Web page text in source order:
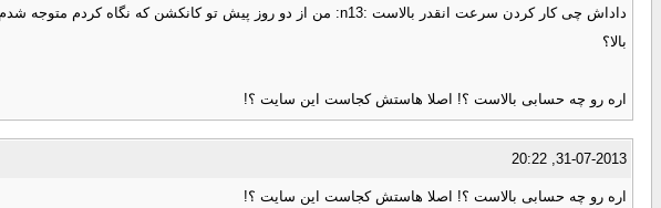
بالا؟
اره رو چه حسابی بالاست ؟! اصلا هاستش کجاست این سایت ؟!
31-07-2013, 20:22
اره رو چه حسابی بالاست ؟! اصلا هاستش کجاست این سایت ؟!